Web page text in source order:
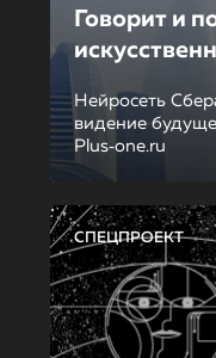
Говорит и
Нейросеть
видение
Plus‑one.ru
СПЕЦПРОЕКТ